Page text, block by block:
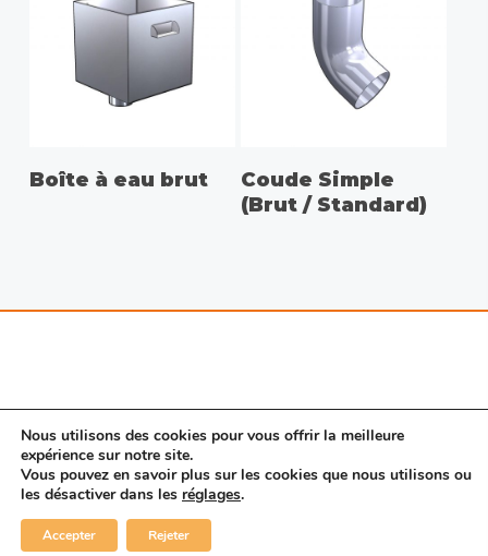
CHOIX DES OPTIONS
Boîte à eau brut CHOIX DES OPTIONS
Coude Simple
(Brut / Standard)
© 2026 Porte SAS. |Mentions légales|Nous
linkedin
Nous utilisons des cookies pour vous offrir la meilleure
expérience sur notre site.
Vous pouvez en savoir plus sur les cookies que nous utilisons ou
les désactiver dans les réglages.
Accepter Rejeter